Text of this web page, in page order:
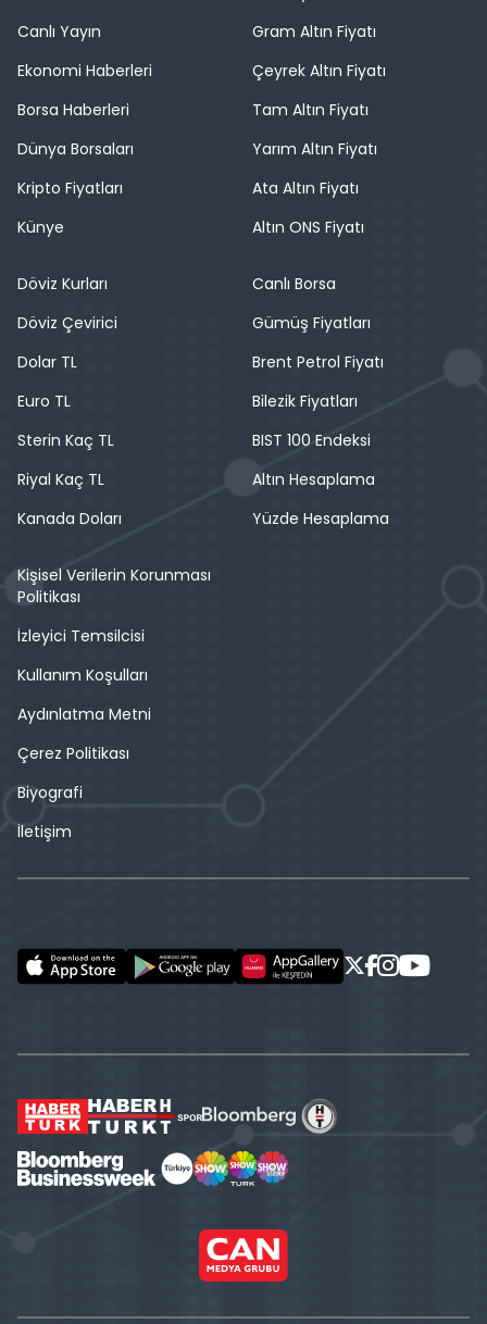
Canlı Yayın
Ekonomi Haberleri
Borsa Haberleri
Dünya Borsaları
Kripto Fiyatları
Künye
Gram Altın Fiyatı
Çeyrek Altın Fiyatı
Tam Altın Fiyatı
Yarım Altın Fiyatı
Ata Altın Fiyatı
Altın ONS Fiyatı
Döviz Kurları
Döviz Çevirici
Dolar TL
Euro TL
Sterin Kaç TL
Riyal Kaç TL
Kanada Doları
Canlı Borsa
Gümüş Fiyatları
Brent Petrol Fiyatı
Bilezik Fiyatları
BIST 100 Endeksi
Altın Hesaplama
Yüzde Hesaplama
Kişisel Verilerin Korunması
Politikası
İzleyici Temsilcisi
Kullanım Koşulları
Aydınlatma Metni
Çerez Politikası
Biyografi
İletişim